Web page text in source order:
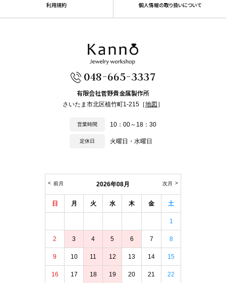
利用規約 個人情報の取り扱いについて
048-665-3337
有限会社菅野貴金属製作所
さいたま市北区植竹町1-215［地図 ］
営業時間 10：00～18：30
定休日 火曜日・水曜日
2026年08月
前月 次月
日 月 火 水 木 金 土
1
2 3 4 5 6 7 8
9 10 11 12 13 14 15
16 17 18 19 20 21 22